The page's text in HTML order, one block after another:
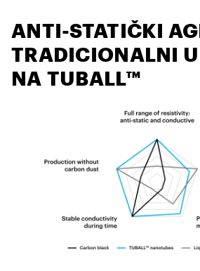
ANTI-STATIČKI
TRADICIONALNI
NA TUBALL™